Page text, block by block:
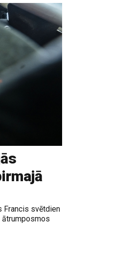
Francis svētdien
ātrumposmos